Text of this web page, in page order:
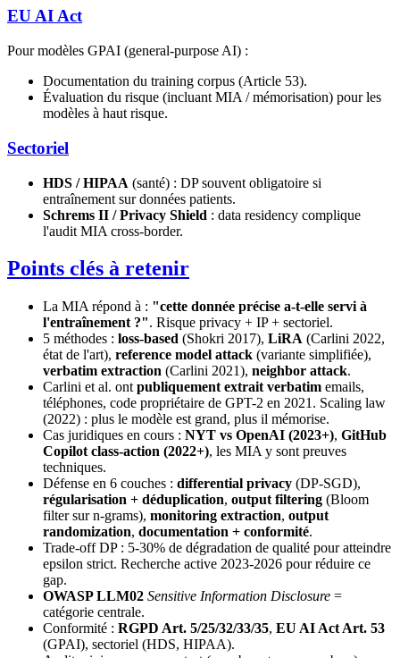
EU AI Act
Pour modèles GPAI (general-purpose AI) :
Documentation du training corpus (Article 53).
Évaluation du risque (incluant MIA / mémorisation) pour les
modèles à haut risque.
Sectoriel
HDS / HIPAA (santé) : DP souvent obligatoire si
entraînement sur données patients.
Schrems II / Privacy Shield : data residency complique
l'audit MIA cross-border.
Points clés à retenir
La MIA répond à : "cette donnée précise a-t-elle servi à
l'entraînement ?". Risque privacy + IP + sectoriel.
5 méthodes : loss-based (Shokri 2017), LiRA (Carlini 2022,
état de l'art), reference model attack (variante simplifiée),
verbatim extraction (Carlini 2021), neighbor attack.
Carlini et al. ont publiquement extrait verbatim emails,
téléphones, code propriétaire de GPT-2 en 2021. Scaling law
(2022) : plus le modèle est grand, plus il mémorise.
Cas juridiques en cours : NYT vs OpenAI (2023+), GitHub
Copilot class-action (2022+), les MIA y sont preuves
techniques.
Défense en 6 couches : differential privacy (DP-SGD),
régularisation + déduplication, output filtering (Bloom
filter sur n-grams), monitoring extraction, output
randomization, documentation + conformité.
Trade-off DP : 5-30% de dégradation de qualité pour atteindre
epsilon strict. Recherche active 2023-2026 pour réduire ce
gap.
OWASP LLM02 Sensitive Information Disclosure =
catégorie centrale.
Conformité : RGPD Art. 5/25/32/33/35, EU AI Act Art. 53
(GPAI), sectoriel (HDS, HIPAA).